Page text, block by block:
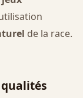
de la race.